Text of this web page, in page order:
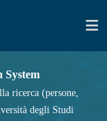
System
ricerca (persone,
degli Studi